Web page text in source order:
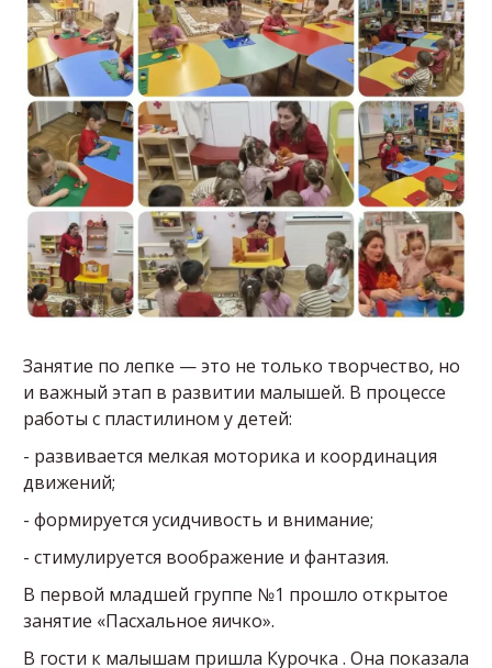
Занятие по лепке — это не только творчество, но
и важный этап в развитии малышей. В процессе
работы с пластилином у детей:
- развивается мелкая моторика и координация
движений;
- формируется усидчивость и внимание;
- стимулируется воображение и фантазия.
В первой младшей группе №1 прошло открытое
занятие «Пасхальное яичко».
В гости к малышам пришла Курочка . Она показала